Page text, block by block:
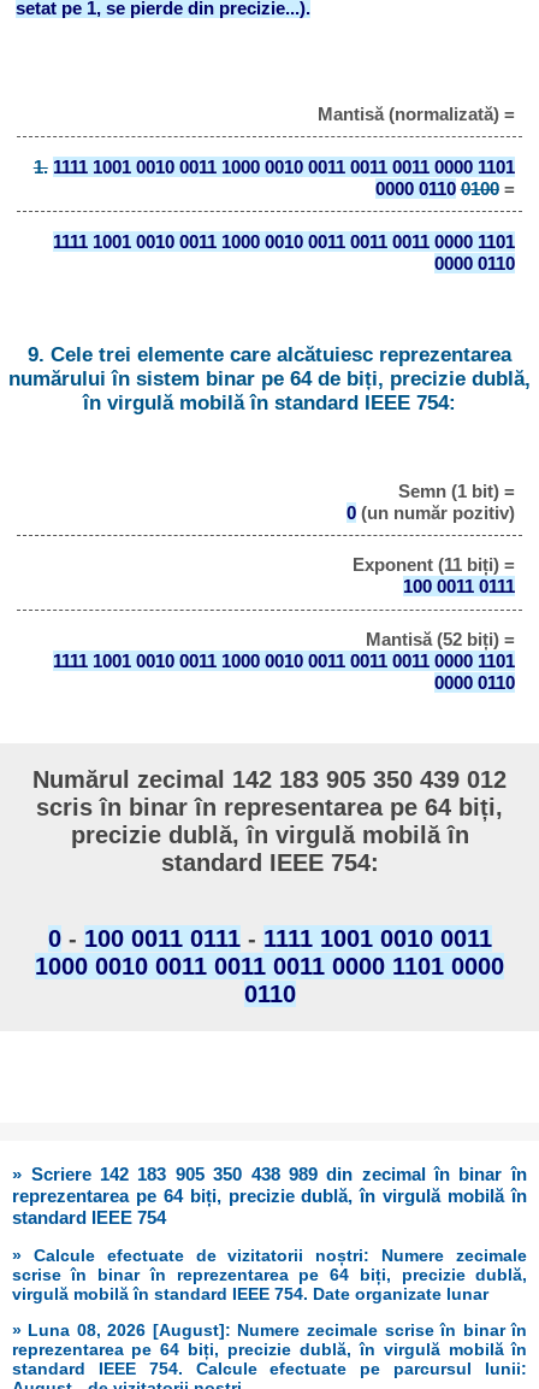
setat pe 1, se pierde din precizie...).
Mantisă (normalizată) =
1. 1111 1001 0010 0011 1000 0010 0011 0011 0011 0000 1101
0000 0110 0100=
1111 1001 0010 0011 1000 0010 0011 0011 0011 0000 1101
0000 0110
9. Cele trei elemente care alcătuiesc reprezentarea
numărului în sistem binar pe 64 de biți, precizie dublă,
în virgulă mobilă în standard IEEE 754:
Semn (1 bit) =
0(un număr pozitiv)
Exponent (11 biți) =
100 0011 0111
Mantisă (52 biți) =
1111 1001 0010 0011 1000 0010 0011 0011 0011 0000 1101
0000 0110
Numărul zecimal 142 183 905 350 439 012
scris în binar în representarea pe 64 biți,
precizie dublă, în virgulă mobilă în
standard IEEE 754:
0- 100 0011 0111- 1111 1001 0010 0011
1000 0010 0011 0011 0011 0000 1101 0000
0110
» Scriere 142 183 905 350 438 989 din zecimal în binar în
reprezentarea pe 64 biți, precizie dublă, în virgulă mobilă în
standard IEEE 754
» Calcule efectuate de vizitatorii noștri: Numere zecimale
scrise în binar în reprezentarea pe 64 biți, precizie dublă,
virgulă mobilă în standard IEEE 754. Date organizate lunar
» Luna 08, 2026 [August]: Numere zecimale scrise în binar în
reprezentarea pe 64 biți, precizie dublă, în virgulă mobilă în
standard IEEE 754. Calcule efectuate pe parcursul lunii: